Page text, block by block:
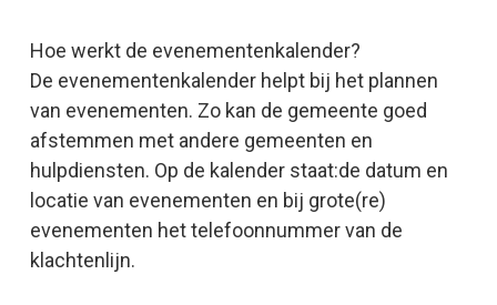
Hoe werkt de evenementenkalender?
De evenementenkalender helpt bij het plannen
van evenementen. Zo kan de gemeente goed
afstemmen met andere gemeenten en
hulpdiensten. Op de kalender staat:de datum en
locatie van evenementen en bij grote(re)
evenementen het telefoonnummer van de
klachtenlijn.